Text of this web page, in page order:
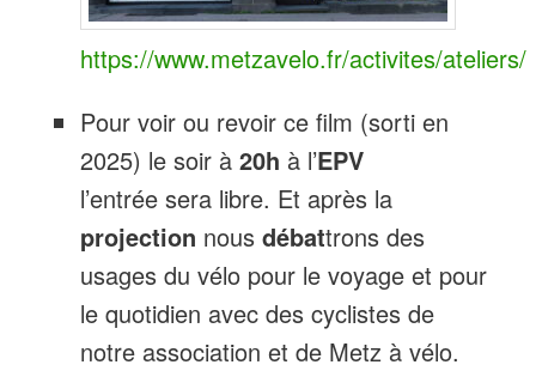
https://www.metzavelo.fr/activites/ateliers/
Pour voir ou revoir ce film (sorti en
2025) le soir à 20h à l’EPV
l’entrée sera libre. Et après la
projection nous débattrons des
usages du vélo pour le voyage et pour
le quotidien avec des cyclistes de
notre association et de Metz à vélo.